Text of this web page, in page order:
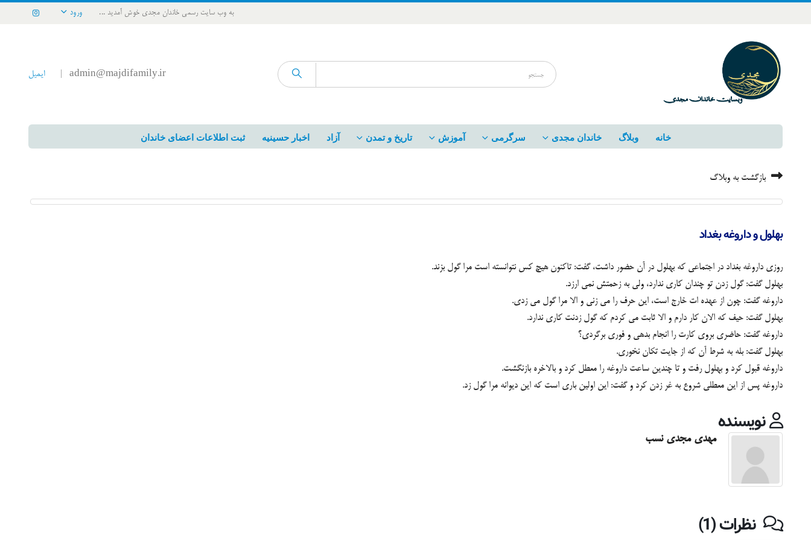
به وب سایت رسمی خاندان مجدی خوش آمدید ... ورود
admin@majdifamily.ir ایمیل
خانه وبلاگ خاندان مجدی سرگرمی آموزش تاریخ و تمدن آزاد اخبار حسینیه ثبت اطلاعات اعضای خاندان
بازگشت به وبلاگ
بهلول و داروغه بغداد
روزی داروغه بغداد در اجتماعی که بهلول در آن حضور داشت، گفت: تاکنون هیچ کس نتوانسته است مرا گول بزند.
بهلول گفت: گول زدن تو چندان کاری ندارد، ولی به زحمتش نمی ارزد.
داروغه گفت: چون از عهده ات خارج است، این حرف را می زنی و الا مرا گول می زدی.
بهلول گفت: حیف که الان کار دارم و الا ثابت می کردم که گول زدنت کاری ندارد.
داروغه گفت: حاضری بروی کارت را انجام بدهی و فوری برگردی؟
بهلول گفت: بله به شرط آن که از جایت تکان نخوری.
داروغه قبول کرد و بهلول رفت و تا چندین ساعت داروغه را معطل کرد و بالاخره بازنگشت.
داروغه پس از این معطلی شروع به غر زدن کرد و گفت: این اولین باری است که این دیوانه مرا گول زد.
نویسنده
مهدی مجدی نسب
نظرات (1)